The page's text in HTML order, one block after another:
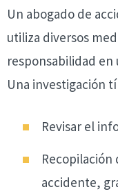
Un abogado de
utiliza diversos
responsabilidad en
Una investigación
Revisar el
accidente,